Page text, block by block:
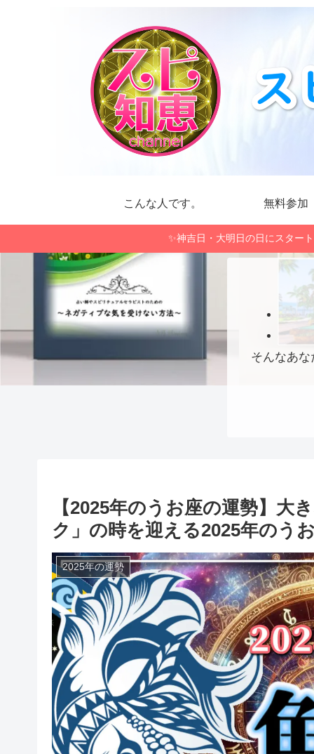
こんな人です。 無料参加
✨神吉日・大明日の日にスター
そんなあ
【2025年のうお座の運勢】大
ク」の時を迎える2025年のう
2025年の運勢